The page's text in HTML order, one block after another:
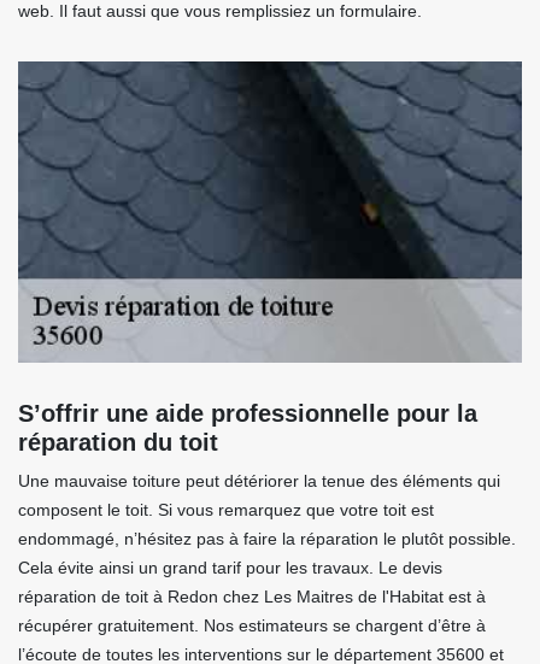
web. Il faut aussi que vous remplissiez un formulaire.
S’offrir une aide professionnelle pour la
réparation du toit
Une mauvaise toiture peut détériorer la tenue des éléments qui
composent le toit. Si vous remarquez que votre toit est
endommagé, n’hésitez pas à faire la réparation le plutôt possible.
Cela évite ainsi un grand tarif pour les travaux. Le devis
réparation de toit à Redon chez Les Maitres de l'Habitat est à
récupérer gratuitement. Nos estimateurs se chargent d’être à
l’écoute de toutes les interventions sur le département 35600 et